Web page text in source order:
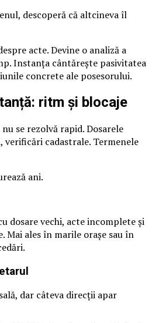
descoperă că altcineva îl
acte. Devine o analiză a
Instanța cântărește pasivitatea
concrete ale posesorului.
ritm și blocaje
se rezolvă rapid. Dosarele
cadastrale. Termenele
ani.
dosare vechi, acte incomplete și
Mai ales în marile orașe sau în
dar câteva direcții apar